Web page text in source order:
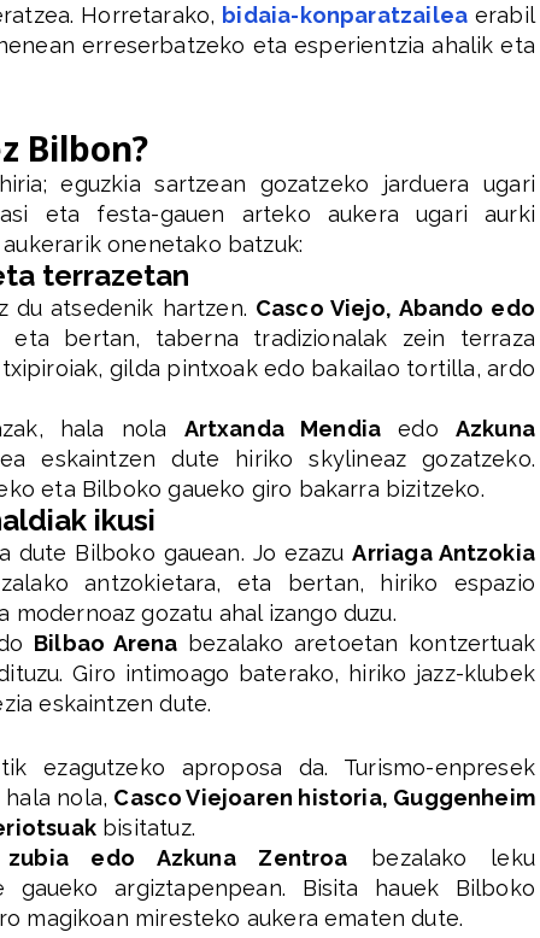
Horretarako, bidaia-konparatzailea erabil
erreserbatzeko eta esperientzia ahalik eta
Bilbon?
eguzkia sartzean gozatzeko jarduera ugari
eta festa-gauen arteko aukera ugari aurki
onenetako batzuk:
terrazetan
du atsedenik hartzen. Casco Viejo, Abando edo
bertan, taberna tradizionalak zein terraza
gilda pintxoak edo bakailao tortilla, ardo
hala nola Artxanda Mendia edo Azkuna
eskaintzen dute hiriko skylineaz gozatzeko.
eta Bilboko gaueko giro bakarra bizitzeko.
ikusi
dute Bilboko gauean. Jo ezazuArriaga Antzokia
antzokietara, eta bertan, hiriko espazio
gozatu ahal izango duzu.
Bilbao Arena bezalako aretoetan kontzertuak
Giro intimoago baterako, hiriko jazz-klubek
eskaintzen dute.
ezagutzeko aproposa da. Turismo-enpresek
nola, Casco Viejoaren historia, Guggenheim
bisitatuz.
edo Azkuna Zentroa bezalako leku
argiztapenpean. Bisita hauek Bilboko
magikoan miresteko aukera ematen dute.